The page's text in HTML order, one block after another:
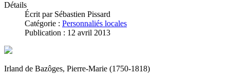
Détails
Écrit par Sébastien Pissard
Catégorie : Personnaliés locales
Publication : 12 avril 2013
Irland de Bazôges, Pierre-Marie (1750-1818)